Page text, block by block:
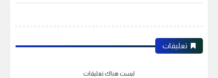
تعليقات
ليست هناك تعليقات